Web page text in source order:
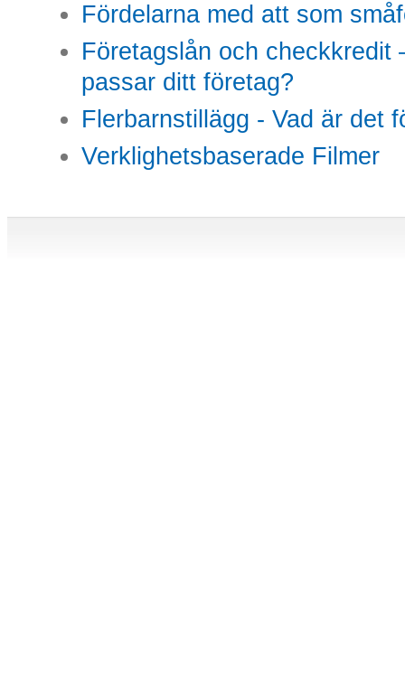
Fördelarna med att som
Företagslån och checkkredit
passar ditt företag?
Flerbarnstillägg - Vad är det
Verklighetsbaserade Filmer